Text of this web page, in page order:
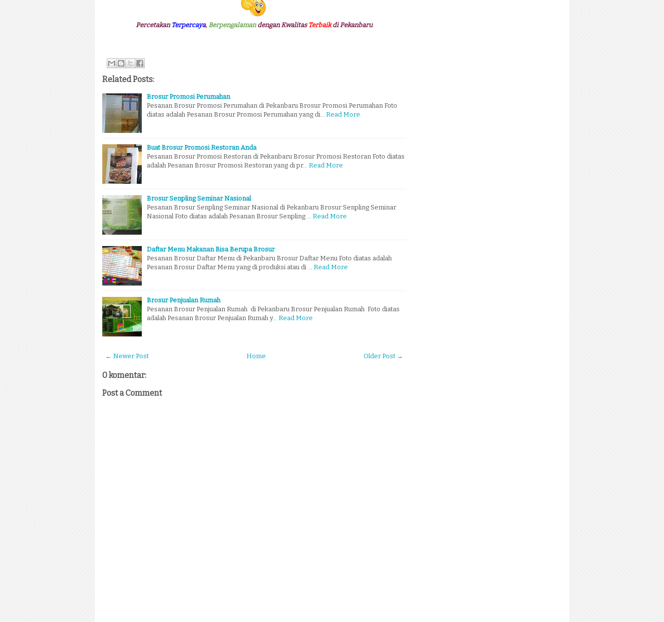
Percetakan Terpercaya, Berpengalamandengan Kwalitas Terbaik di Pekanbaru
Related Posts:
Brosur Promosi Perumahan
Pesanan Brosur Promosi Perumahan di Pekanbaru Brosur Promosi Perumahan Foto
diatas adalah Pesanan Brosur Promosi Perumahan yang di…
Read More
Buat Brosur Promosi Restoran Anda
Pesanan Brosur Promosi Restoran di Pekanbaru Brosur Promosi Restoran Foto diatas
adalah Pesanan Brosur Promosi Restoran yang di pr…
Read More
Brosur Senpling Seminar Nasional
Pesanan Brosur Senpling Seminar Nasional di Pekanbaru Brosur Senpling Seminar
Nasional Foto diatas adalah Pesanan Brosur Senpling …
Read More
Daftar Menu Makanan Bisa Berupa Brosur
Pesanan Brosur Daftar Menu di Pekanbaru Brosur Daftar Menu Foto diatas adalah
Pesanan Brosur Daftar Menu yang di produksi atau di …
Read More
Brosur Penjualan Rumah
Pesanan Brosur Penjualan Rumah di Pekanbaru Brosur Penjualan Rumah Foto diatas
adalah Pesanan Brosur Penjualan Rumah y…
Read More
← Newer Post Older Post →
Home
0 komentar:
Post a Comment